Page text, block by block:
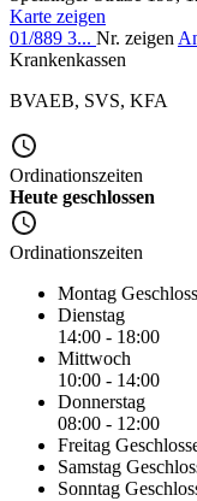
Karte zeigen
01/889 3... Nr. zeigen
Krankenkassen
BVAEB, SVS, KFA
Ordinationszeiten
Heute geschlossen
Ordinationszeiten
Montag
Dienstag
14:00 - 18:00
Mittwoch
10:00 - 14:00
Donnerstag
08:00 - 12:00
Freitag
Samstag
Sonntag